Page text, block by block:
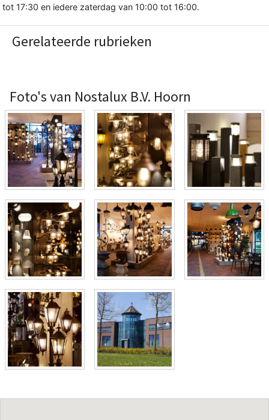
tot 17:30 en iedere zaterdag van 10:00 tot 16:00.
Gerelateerde rubrieken
Foto's van Nostalux B.V. Hoorn